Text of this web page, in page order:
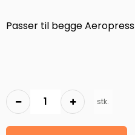
Passer til begge Aeropress
stk.